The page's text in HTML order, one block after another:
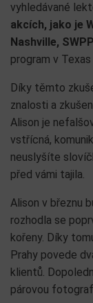
vyhledávané
akcích, jako je
Nashville,
program v
Díky těmto
znalosti a
Alison je
vstřícná,
neuslyšíte
před vámi tajila.
Alison v březnu
rozhodla se
kořeny. Díky
Prahy povede
klientů.
párovou